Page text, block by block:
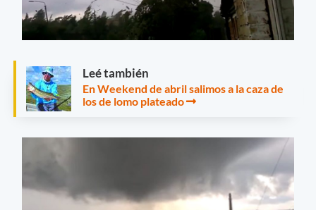
Leé también
En Weekend de abril salimos a la caza de
los de lomo plateado